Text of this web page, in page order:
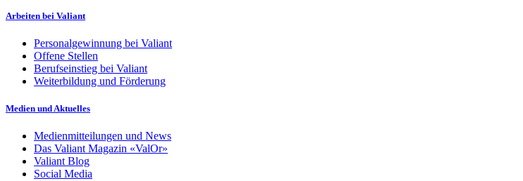
Arbeiten bei Valiant
Personalgewinnung bei Valiant
Offene Stellen
Berufseinstieg bei Valiant
Weiterbildung und Förderung
Medien und Aktuelles
Medienmitteilungen und News
Das Valiant Magazin «ValOr»
Valiant Blog
Social Media